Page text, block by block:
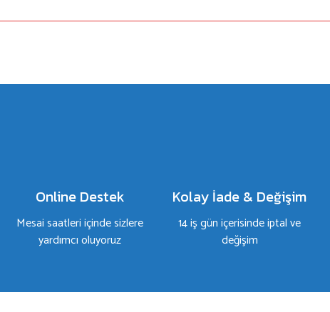
Bu ürüne ilk yorumu siz yapın!
Online Destek
Mesai saatleri içinde sizlere
yardımcı oluyoruz
Kolay İade & Değişim
14 iş gün içerisinde iptal ve
değişim